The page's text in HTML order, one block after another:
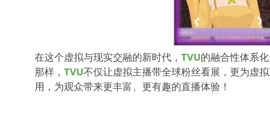
在这个虚拟与现实交融的新时代， TVU的融合性体系
那样， TVU不仅让虚拟主播带全球粉丝看展，更为虚
用，为观众带来更丰富、更有趣的直播体验！